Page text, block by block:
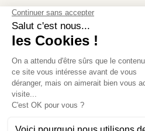
Actualités
Recrutement
Prestige
© Moriss Immobilier 2025 –